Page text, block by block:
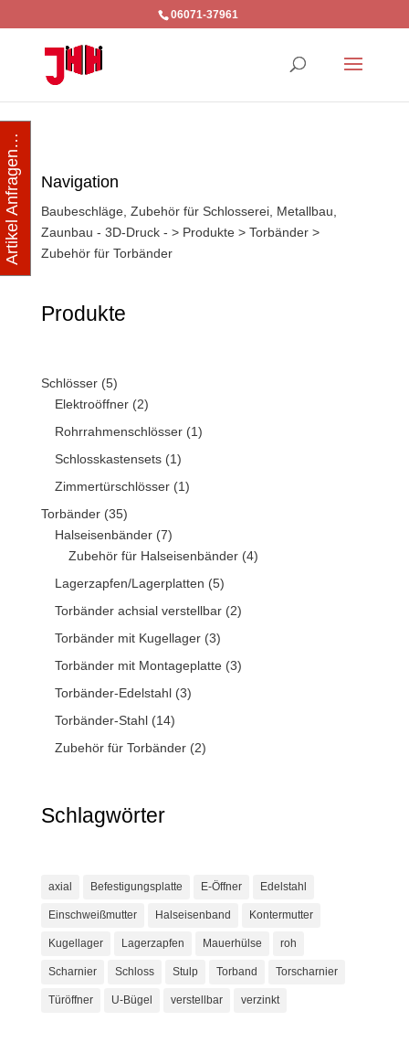
06071-37961
Navigation
Baubeschläge, Zubehör für Schlosserei, Metallbau,
Zaunbau - 3D-Druck - > Produkte> Torbänder>
Zubehör für Torbänder
Produkte
Schlösser(5)
Elektroöffner(2)
Rohrrahmenschlösser(1)
Schlosskastensets(1)
Zimmertürschlösser(1)
Torbänder(35)
Halseisenbänder(7)
Zubehör für Halseisenbänder(4)
Lagerzapfen/Lagerplatten (5)
Torbänder achsial verstellbar(2)
Torbänder mit Kugellager(3)
Torbänder mit Montageplatte(3)
Torbänder-Edelstahl(3)
Torbänder-Stahl(14)
Zubehör für Torbänder(2)
Schlagwörter
axial Befestigungsplatte E-Öffner Edelstahl
Einschweißmutter Halseisenband Kontermutter
Kugellager Lagerzapfen Mauerhülse roh
Scharnier Schloss Stulp Torband Torscharnier
Türöffner U-Bügel verstellbar verzinkt
Artikel Anfragen…